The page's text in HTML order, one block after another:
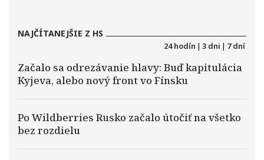
NAJČÍTANEJŠIE Z HS
24 hodín | 3 dni | 7 dní
Začalo sa odrezávanie hlavy: Buď kapitulácia
Kyjeva, alebo nový front vo Fínsku
Po Wildberries Rusko začalo útočiť na všetko
bez rozdielu